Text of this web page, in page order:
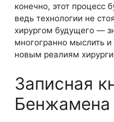
конечно, этот процесс
ведь технологии не
хирургом будущего —
многогранно мыслить и
новым реалиям
Записная
Бенжамена